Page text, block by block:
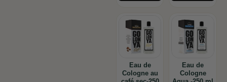
Eau de
Cologne au
Eau de
Cologne